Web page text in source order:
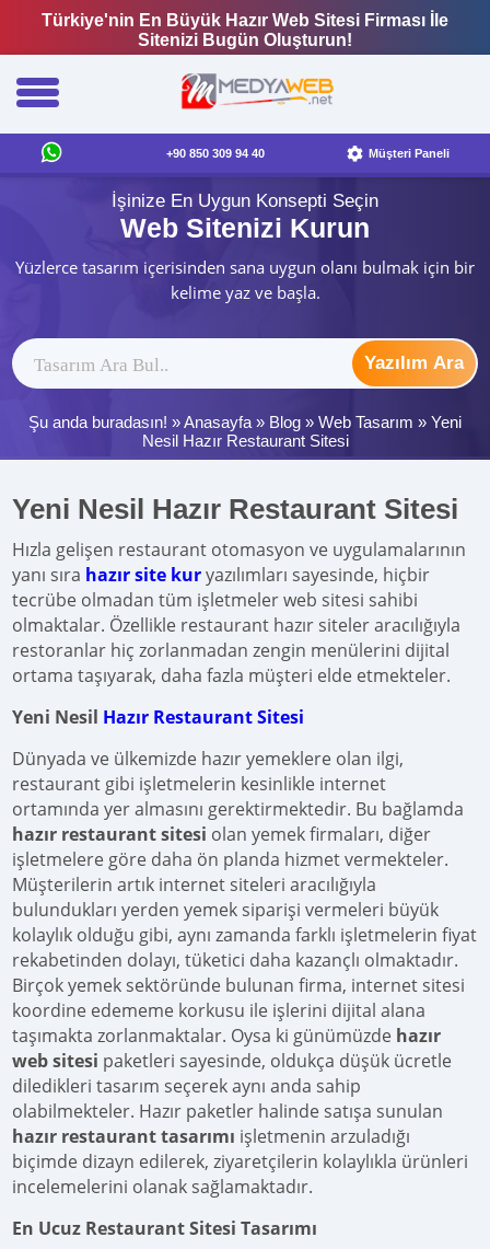
Türkiye'nin En Büyük Hazır Web Sitesi Firması İle
Sitenizi Bugün Oluşturun!
+90 850 309 94 40 Müşteri Paneli
İşinize En Uygun Konsepti Seçin
Web Sitenizi Kurun
Yüzlerce tasarım içerisinden sana uygun olanı bulmak için bir
kelime yaz ve başla.
Yazılım Ara
Şu anda buradasın! »Anasayfa » Blog » Web Tasarım » Yeni
Nesil Hazır Restaurant Sitesi
Yeni Nesil Hazır Restaurant Sitesi
Hızla gelişen restaurant otomasyon ve uygulamalarının
yanı sıra hazır site kuryazılımları sayesinde, hiçbir
tecrübe olmadan tüm işletmeler web sitesi sahibi
olmaktalar. Özellikle restaurant hazır siteler aracılığıyla
restoranlar hiç zorlanmadan zengin menülerini dijital
ortama taşıyarak, daha fazla müşteri elde etmekteler.
Yeni Nesil Hazır Restaurant Sitesi
Dünyada ve ülkemizde hazır yemeklere olan ilgi,
restaurant gibi işletmelerin kesinlikle internet
ortamında yer almasını gerektirmektedir. Bu bağlamda
hazır restaurant sitesi olan yemek firmaları, diğer
işletmelere göre daha ön planda hizmet vermekteler.
Müşterilerin artık internet siteleri aracılığıyla
bulundukları yerden yemek siparişi vermeleri büyük
kolaylık olduğu gibi, aynı zamanda farklı işletmelerin fiyat
rekabetinden dolayı, tüketici daha kazançlı olmaktadır.
Birçok yemek sektöründe bulunan firma, internet sitesi
koordine edememe korkusu ile işlerini dijital alana
taşımakta zorlanmaktalar. Oysa ki günümüzde hazır
web sitesi paketleri sayesinde, oldukça düşük ücretle
diledikleri tasarım seçerek aynı anda sahip
olabilmekteler. Hazır paketler halinde satışa sunulan
hazır restaurant tasarımı işletmenin arzuladığı
biçimde dizayn edilerek, ziyaretçilerin kolaylıkla ürünleri
incelemelerini olanak sağlamaktadır.
En Ucuz Restaurant Sitesi Tasarımı